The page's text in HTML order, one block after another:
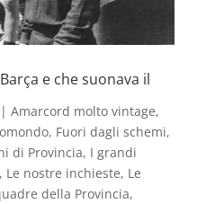
e che suonava il
| Amarcord molto vintage,
, Fuori dagli schemi,
di Provincia, I grandi
, Le nostre inchieste, Le
della Provincia,